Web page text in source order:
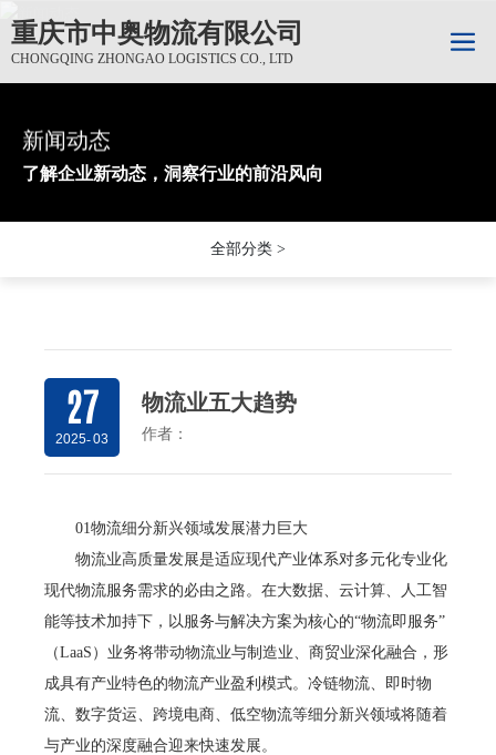
重庆市中奥物流有限公司
CHONGQING ZHONGAO LOGISTICS CO., LTD
新闻动态
了解企业新动态，洞察行业的前沿风向
新闻动态
了解企业新动态，洞察行业的前沿风向
新闻动态
了解企业新动态，洞察行业的前沿风向
全部分类 >
27
2025-03
物流业五大趋势
作者：
01物流细分新兴领域发展潜力巨大
物流业高质量发展是适应现代产业体系对多元化专业化
现代物流服务需求的必由之路。在大数据、云计算、人工智
能等技术加持下，以服务与解决方案为核心的“物流即服务”
（LaaS）业务将带动物流业与制造业、商贸业深化融合，形
成具有产业特色的物流产业盈利模式。冷链物流、即时物
流、数字货运、跨境电商、低空物流等细分新兴领域将随着
与产业的深度融合迎来快速发展。